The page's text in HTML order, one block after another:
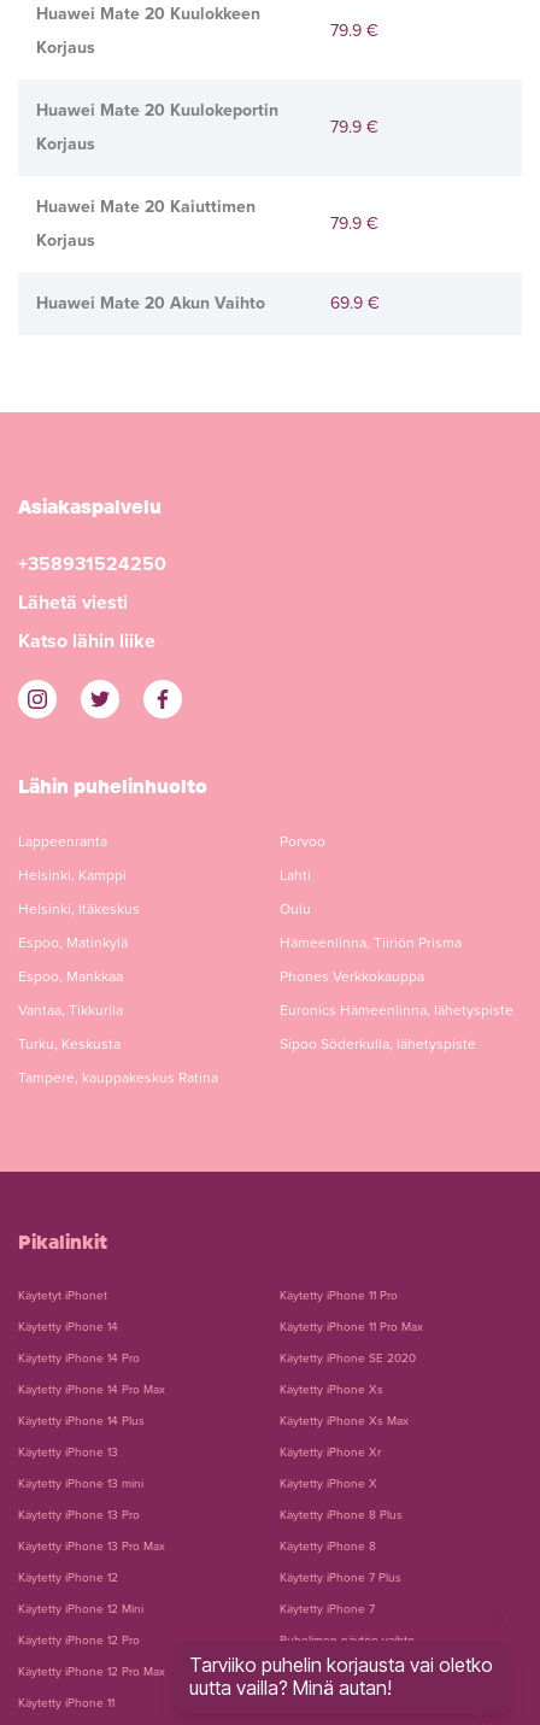
Huawei Mate 20 Kuulokkeen
Korjaus
79.9 €
Huawei Mate 20 Kuulokeportin
Korjaus
79.9 €
Huawei Mate 20 Kaiuttimen
Korjaus
79.9 €
Huawei Mate 20 Akun Vaihto 69.9 €
Asiakaspalvelu
+358931524250
Lähetä viesti
Katso lähin liike
Lähin puhelinhuolto
Lappeenranta
Helsinki, Kamppi
Helsinki, Itäkeskus
Espoo, Matinkylä
Espoo, Mankkaa
Vantaa, Tikkurila
Turku, Keskusta
Tampere, kauppakeskus Ratina
Porvoo
Lahti
Oulu
Hämeenlinna, Tiiriön Prisma
Phones Verkkokauppa
Euronics Hämeenlinna, lähetyspiste
Sipoo Söderkulla, lähetyspiste
Pikalinkit
Käytetyt iPhonet
Käytetty iPhone 14
Käytetty iPhone 14 Pro
Käytetty iPhone 14 Pro Max
Käytetty iPhone 14 Plus
Käytetty iPhone 13
Käytetty iPhone 13 mini
Käytetty iPhone 13 Pro
Käytetty iPhone 13 Pro Max
Käytetty iPhone 12
Käytetty iPhone 12 Mini
Käytetty iPhone 12 Pro
Käytetty iPhone 12 Pro Max
Käytetty iPhone 11
Käytetty iPhone 11 Pro
Käytetty iPhone 11 Pro Max
Käytetty iPhone SE 2020
Käytetty iPhone Xs
Käytetty iPhone Xs Max
Käytetty iPhone Xr
Käytetty iPhone X
Käytetty iPhone 8 Plus
Käytetty iPhone 8
Käytetty iPhone 7 Plus
Käytetty iPhone 7
Puhelimen näytön vaihto
Puhelimen akun vaihto
Tarviiko puhelin korjausta vai oletko
uutta vailla? Minä autan!